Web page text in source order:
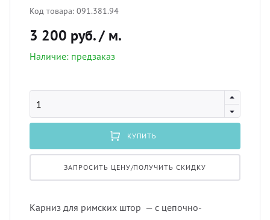
систем
штор удаленно
штор
магазин тканей для штор
Код товара: 091.381.94
3 200 руб./ м.
Наличие: предзаказ
КУПИТЬ
ЗАПРОСИТЬ ЦЕНУ/ПОЛУЧИТЬ СКИДКУ
Карниз для римских штор — с цепочно-